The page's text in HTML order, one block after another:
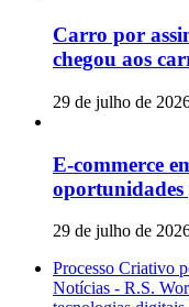
Carro por
chegou aos
29 de julho de
E-commerce
oportunidades
29 de julho de
Processo Criativo
Notícias - R.S.